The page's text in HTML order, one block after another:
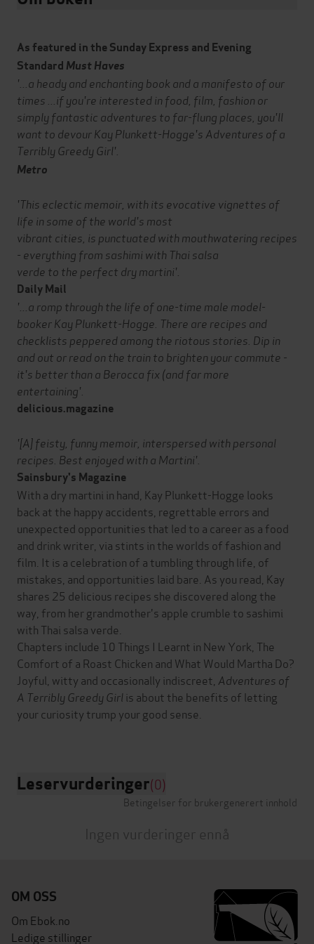
As featured in the Sunday Express and Evening
Standard Must Haves
'...a heady and enchanting book and a manifesto of our
times ...if you're interested in food, film, fashion or
simply fantastic adventures to far-flung places, you'll
want to devour Kay Plunkett-Hogge's Adventures of a
Terribly Greedy Girl'.
Metro
'This eclectic memoir, with its evocative vignettes of
life in some of the world's most
vibrant cities, is punctuated with mouthwatering recipes
- everything from sashimi with Thai salsa
verde to the perfect dry martini'.
Daily Mail
'...a romp through the life of one-time male model-
booker Kay Plunkett-Hogge. There are recipes and
checklists peppered among the riotous stories. Dip in
and out or read on the train to brighten your commute -
it's better than a Berocca fix (and far more
entertaining'.
delicious.magazine
'[A] feisty, funny memoir, interspersed with personal
recipes. Best enjoyed with a Martini'.
Sainsbury's Magazine
With a dry martini in hand, Kay Plunkett-Hogge looks
back at the happy accidents, regrettable errors and
unexpected opportunities that led to a career as a food
and drink writer, via stints in the worlds of fashion and
film. It is a celebration of a tumbling through life, of
mistakes, and opportunities laid bare. As you read, Kay
shares 25 delicious recipes she discovered along the
way, from her grandmother's apple crumble to sashimi
with Thai salsa verde.
Chapters include 10 Things I Learnt in New York, The
Comfort of a Roast Chicken and What Would Martha Do?
Joyful, witty and occasionally indiscreet, Adventures of
A Terribly Greedy Girlis about the benefits of letting
your curiosity trump your good sense.
Leservurderinger(0)
Betingelser for brukergenerert innhold
Ingen vurderinger ennå
OM OSS
Om Ebok.no
Ledige stillinger